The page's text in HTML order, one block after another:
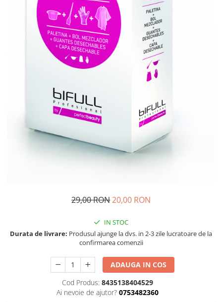
29,00 RON20,00 RON
IN STOC
Durata de livrare: Produsul ajunge la dvs. in 2-3 zile lucratoare de la
confirmarea comenzii
ADAUGA IN COS
Cod Produs: 8435138404529
Ai nevoie de ajutor? 0753482360